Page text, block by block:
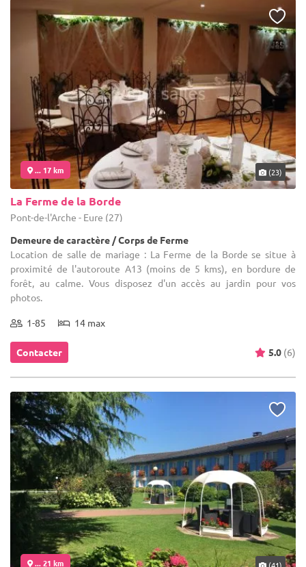
... 17 km (23)
La Ferme de la Borde
Pont-de-l'Arche - Eure (27)
Demeure de caractère / Corps de Ferme
Location de salle de mariage : La Ferme de la Borde se situe à
proximité de l'autoroute A13 (moins de 5 kms), en bordure de
forêt, au calme. Vous disposez d'un accès au jardin pour vos
photos.
1-85 14 max
Contacter 5.0 (6)
... 21 km (41)